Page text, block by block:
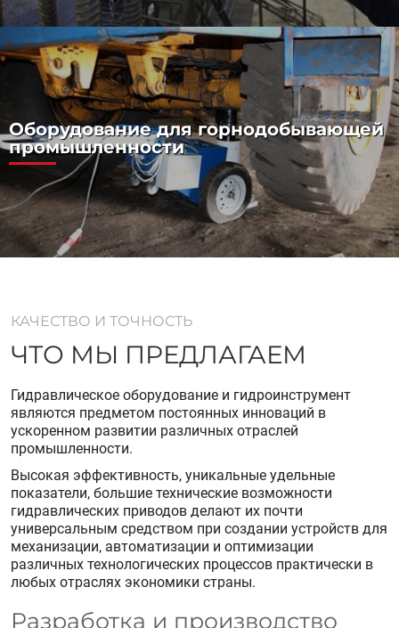
Оборудование для горнодобывающей
промышленности
КАЧЕСТВО И ТОЧНОСТЬ
ЧТО МЫ ПРЕДЛАГАЕМ
Гидравлическое оборудование и гидроинструмент
являются предметом постоянных инноваций в
ускоренном развитии различных отраслей
промышленности.
Высокая эффективность, уникальные удельные
показатели, большие технические возможности
гидравлических приводов делают их почти
универсальным средством при создании устройств для
механизации, автоматизации и оптимизации
различных технологических процессов практически в
любых отраслях экономики страны.
Разработка и производство